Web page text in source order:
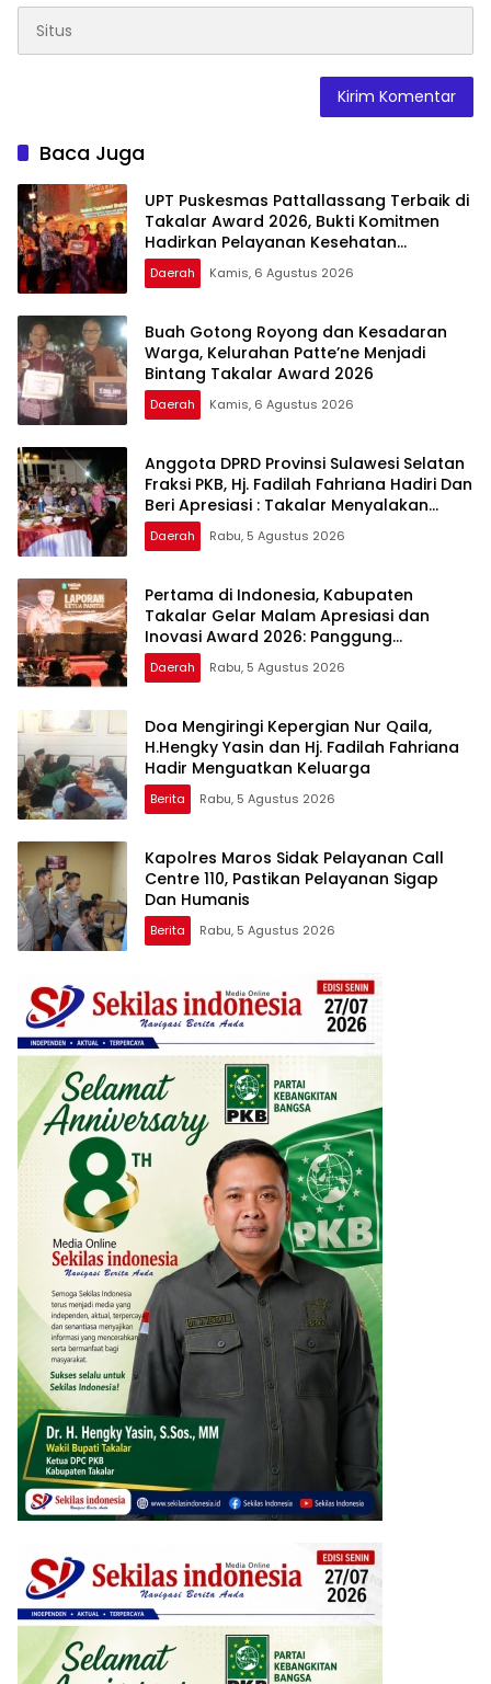
Baca Juga
UPT Puskesmas Pattallassang Terbaik di
Takalar Award 2026, Bukti Komitmen
Hadirkan Pelayanan Kesehatan
Berkualitas
Daerah Kamis, 6 Agustus 2026
Buah Gotong Royong dan Kesadaran
Warga, Kelurahan Patte’ne Menjadi
Bintang Takalar Award 2026
Daerah Kamis, 6 Agustus 2026
Anggota DPRD Provinsi Sulawesi Selatan
Fraksi PKB, Hj. Fadilah Fahriana Hadiri Dan
Beri Apresiasi : Takalar Menyalakan
Lentera Pengabdian Melalui Malam
Apresiasi dan Inovasi Award 2026
Daerah Rabu, 5 Agustus 2026
Pertama di Indonesia, Kabupaten
Takalar Gelar Malam Apresiasi dan
Inovasi Award 2026: Panggung
Penghargaan bagi Pelayan Publik
Berprestasi
Daerah Rabu, 5 Agustus 2026
Doa Mengiringi Kepergian Nur Qaila,
H.Hengky Yasin dan Hj. Fadilah Fahriana
Hadir Menguatkan Keluarga
Berita Rabu, 5 Agustus 2026
Kapolres Maros Sidak Pelayanan Call
Centre 110, Pastikan Pelayanan Sigap
Dan Humanis
Berita Rabu, 5 Agustus 2026